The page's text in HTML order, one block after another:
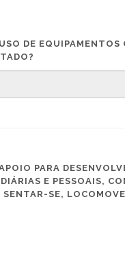
DE EQUIPAMENTOS
PARA
E PESSOAIS,
SE,